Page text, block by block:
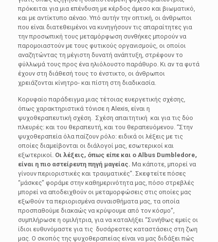
πρόκειται για μια επένδυση με κέρδος άμεσο και βιωματικό,
και με αντίκτυπο αέναο. Υπό αυτήν την οπτική, οι άνθρωποι
που είναι διατεθειμένοι να κυνηγήσουν τις απαραίτητες για
την προσωπική τους μεταμόρφωση συνθήκες μπορούν να
παρομοιαστούν με τους φυτικούς οργανισμούς, οι οποίοι
αναζητώντας τη μέγιστη δυνατή ανάπτυξη, στρέφουν το
φύλλωμά τους προς ένα ηλιόλουστο παράθυρο. Κι αν τα φυτά
έχουν στη διάθεσή τους το ένστικτο, οι άνθρωποι
χρειάζονται κίνητρο- και πίστη στη διαδικασία.
Κορυφαίο παράδειγμα μιας τέτοιας ευεργετικής σχέσης,
όπως χαρακτηριστικά τόνισε η Alexis, είναι η
ψυχοθεραπευτική σχέση. Σχέση απαιτητική και για τις δύο
πλευρές: και του θεραπευτή, και του θεραπευόμενου. “Στην
ψυχοθεραπεία όλα παίζουν ρόλο: ειδικά οι λέξεις με τις
οποίες διαμείβονται οι διάλογοί μας, εσωτερικοί και
εξωτερικοί. Οι λέξεις, όπως είπε και ο Albus Dumbledore,
είναι η πιο αστείρευτη πηγή μαγείας. Μα κάποτε, μπορεί να
γίνουν περιοριστικές και τραυματικές”. Σκεφτείτε πόσες
“μάσκες” φοράμε στην καθημερινότητα μας, πόσο στρεβλές
μπορεί να αποδειχθούν οι μεταμορφώσεις στις οποίες μας
εξωθούν τα περιορισμένα συναισθήματα μας, τα οποία
προσπαθούμε διακαώς να κρύψουμε από τον κόσμο”,
συμπλήρωσε η ομιλήτρια, για να καταλήξει “Συνήθως εμείς οι
ίδιοι ευθυνόμαστε για τις δυσάρεστες καταστάσεις στη ζωη
μας Ο σκοπός της ψυχοθεραπείας είναι να μας διδάξει πώς